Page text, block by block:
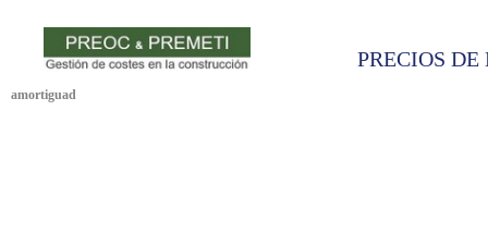
PRECIOS
amortiguad